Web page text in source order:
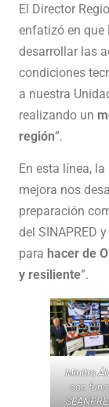
El Director
enfatizó en que
desarrollar las
condiciones
a nuestra
realizando un
región”.
En esta línea,
mejora nos
preparación
del SINAPRED
para hacer de
y resiliente”.
Minitro
con